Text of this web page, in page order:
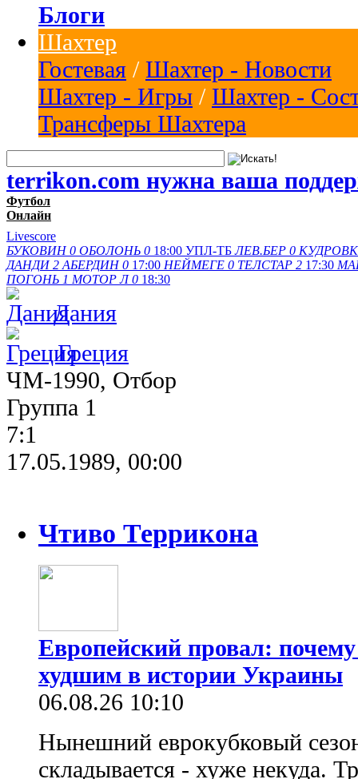
Блоги
Шахтер
Гостевая / Шахтер - Новости
Шахтер - Игры / Шахтер -
Трансферы Шахтера
terrikon.com нужна ваша
Футбол
Онлайн
Livescore
БУКОВИН 0 ОБОЛОНЬ 0 18:00 УПЛ-ТБ ЛЕВ.БЕР 0 КУДРОВК
ДАНДИ 2 АБЕРДИН 0 17:00 НЕЙМЕГЕ 0 ТЕЛСТАР 2 17:30
ПОГОНЬ 1 МОТОР Л 0 18:30
Дания
Греция
ЧМ-1990, Отбор
Группа 1
7:1
17.05.1989, 00:00
Чтиво Террикона
Европейский провал:
худшим в истории Украины
06.08.26 10:10
Нынешний еврокубковый
складывается - хуже некуда.